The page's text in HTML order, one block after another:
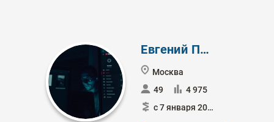
Евгений Попов
Москва
49
4 975
с 7 января 2020